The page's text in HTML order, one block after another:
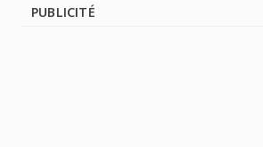
PUBLICITÉ